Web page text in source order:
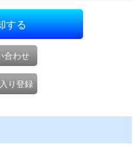
する
合わせ
り登録